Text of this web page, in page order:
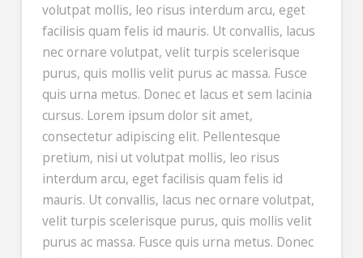
volutpat mollis, leo risus interdum arcu, eget
facilisis quam felis id mauris. Ut convallis, lacus
nec ornare volutpat, velit turpis scelerisque
purus, quis mollis velit purus ac massa. Fusce
quis urna metus. Donec et lacus et sem lacinia
cursus. Lorem ipsum dolor sit amet,
consectetur adipiscing elit. Pellentesque
pretium, nisi ut volutpat mollis, leo risus
interdum arcu, eget facilisis quam felis id
mauris. Ut convallis, lacus nec ornare volutpat,
velit turpis scelerisque purus, quis mollis velit
purus ac massa. Fusce quis urna metus. Donec